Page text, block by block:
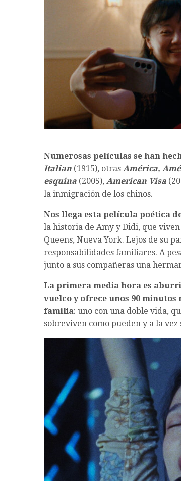
Numerosas películas se han
Italian (1915), otras América,
esquina (2005), American Visa
la inmigración de los chinos.
Nos llega esta película poética
la historia de Amy y Didi, que
Queens, Nueva York. Lejos de su
responsabilidades familiares. A
junto a sus compañeras una
La primera media hora es
vuelco y ofrece unos 90 minutos
familia: uno con una doble vida,
sobreviven como pueden y a la vez